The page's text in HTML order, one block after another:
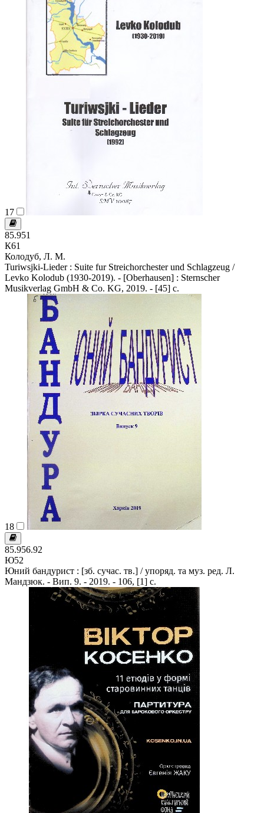
17
85.951
К61
Колодуб, Л. М.
Turiwsjki-Lieder : Suite fur Streichorchester und Schlagzeug /
Levko Kolodub (1930-2019). - [Oberhausen] : Sternscher
Musikverlag GmbH & Co. KG, 2019. - [45] c.
18
85.956.92
Ю52
Юний бандурист : [зб. сучас. тв.] / упоряд. та муз. ред. Л.
Мандзюк. - Вип. 9. - 2019. - 106, [1] с.